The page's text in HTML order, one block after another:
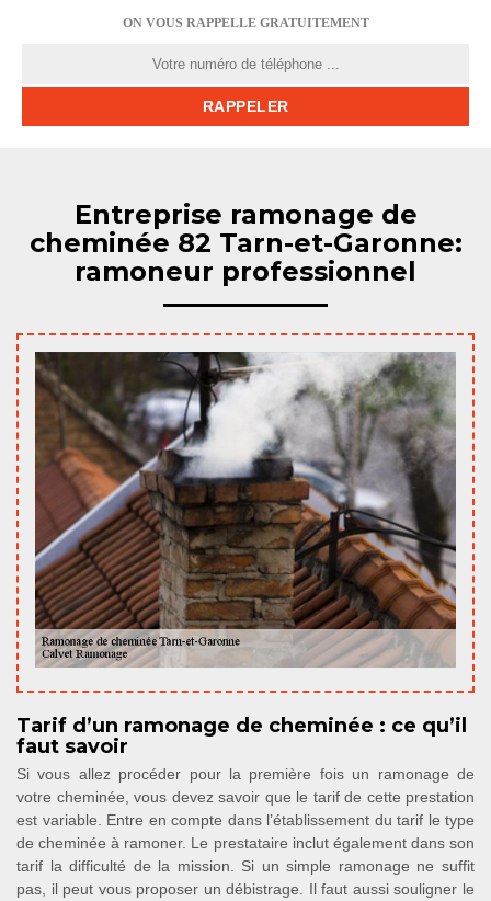
ON VOUS RAPPELLE GRATUITEMENT
Entreprise ramonage de
cheminée 82 Tarn-et-Garonne:
ramoneur professionnel
Tarif d’un ramonage de cheminée : ce qu’il
faut savoir
Si vous allez procéder pour la première fois un ramonage de
votre cheminée, vous devez savoir que le tarif de cette prestation
est variable. Entre en compte dans l’établissement du tarif le type
de cheminée à ramoner. Le prestataire inclut également dans son
tarif la difficulté de la mission. Si un simple ramonage ne suffit
pas, il peut vous proposer un débistrage. Il faut aussi souligner le